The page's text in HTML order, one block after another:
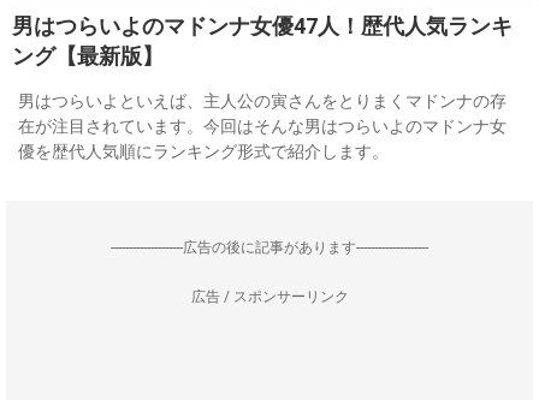
男はつらいよのマドンナ女優47人！歴代人気ランキ
ング【最新版】
男はつらいよといえば、主人公の寅さんをとりまくマドンナの存
在が注目されています。今回はそんな男はつらいよのマドンナ女
優を歴代人気順にランキング形式で紹介します。
--------------------広告の後に記事があります--------------------
広告 / スポンサーリンク